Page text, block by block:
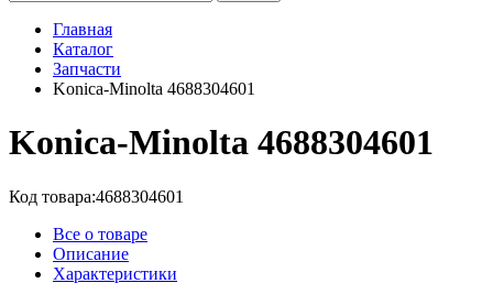
Главная
Каталог
Запчасти
Konica-Minolta 4688304601
Konica-Minolta 4688304601
Код товара:4688304601
Все о товаре
Описание
Характеристики